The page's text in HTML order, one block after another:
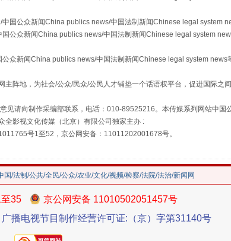
"炒鞋教程"里的骗局 习近平的
珠宝鉴定乱象
重拳出击！专
国公众新闻China publics news/中国法制新闻Chinese legal system
公众新闻China publics news/中国法制新闻Chinese legal system
众新闻China publics news/中国法制新闻Chinese legal system news
阵地，为社会/公众/民众/公民人才铺垫一个话语权平台，促进国际之
见请向制作采编部联系，电话：010-89525216。本传媒系列网站中国
全影视文化传媒（北京）有限公司独家主办 :
号1至52，京公网安备：11011202001678号。
国/法制/公共/全民/公众/农业/文化/视频/检察/法院/法治/新闻网
35
京公网安备 11010502051457号
广播电视节目制作经营许可证:（京）字第31140号